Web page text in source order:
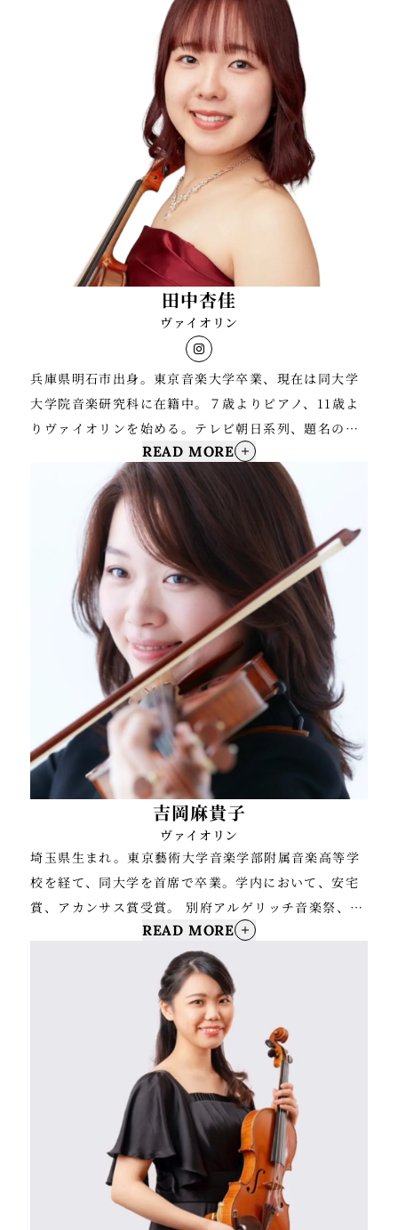
2004年、東京藝術大学在学中に弦楽四重奏団のクァル
テット・ソレイユを結成。第7回仏・ボルドー国際弦楽
四重奏コンクール 特別賞を受賞。第24回リゾナーレ室
内楽セミナー優秀賞受賞。2012年度サルビアホールレ
ジデントアーティスト。サントリーホール室内楽アカ
デミー第二期フェロー。2014年度サントミューゼレジ
デントアーティスト。
若林顕、カルミナ・クァルテット、クァルテット・エ
クセルシオ、ラデク・バボラーク諸氏と共演。現在は
ソロ、室内楽やオーケストラで演奏活動の他、アーテ
ィストのサポートやレコーディング等多方面で活躍し
ている。
田中杏佳
ヴァイオリン
兵庫県明石市出身。東京音楽大学卒業、現在は同大学
大学院音楽研究科に在籍中。７歳よりピアノ、11歳よ
りヴァイオリンを始める。テレビ朝日系列、題名のな
い音楽会『題名プロ塾』第4弾に出演。第7回日本バッ
ハコンクール全国大会金賞、神戸地区大会審査員特別
賞受賞。第6回津山コンクール優秀賞、第21回万里の
長城杯国際音楽コンクール第4位、第22回長江杯国際
音楽コンクール第3位、第87回東京国際芸術協会新人
演奏会オーディションに合格し、新人演奏会に出演。
これまでに嶽崎 あき子、神尾真由子、荒井英治、横山
俊朗に師事。ヴィオラを大野かおるに師事。現在はレ
コーディング、アーティストサポート、講師など幅広
い分野で活動中。
READ MORE
吉岡麻貴子
ヴァイオリン
埼玉県生まれ。東京藝術大学音楽学部附属音楽高等学
校を経て、同大学を首席で卒業。学内において、安宅
賞、アカンサス賞受賞。 別府アルゲリッチ音楽祭、第
17回アフィニス夏の音楽祭など、国内外の音楽祭に参
加、出演している。また、2014年8月より一年間ウィ
ーンにて研鑽を積む。 現在、東京都交響楽団第一ヴァ
イオリン副首席奏者として活躍し、ソロ、室内楽にお
いても意欲的に取り組んでいる。
READ MORE